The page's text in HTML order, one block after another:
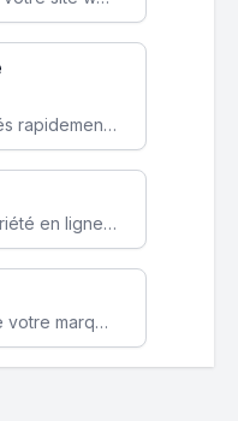
Attirez des clients ciblés rapidement avec des campagnes publicitaires payantes optimisées pour vos objectifs.
Augmentez votre notoriété en ligne et stimulez la croissance de votre entreprise grâce à une stratégie sociale sur mesure.
Renforcez l’identité de votre marque avec un design unique qui capte l’attention et engage vos clients.